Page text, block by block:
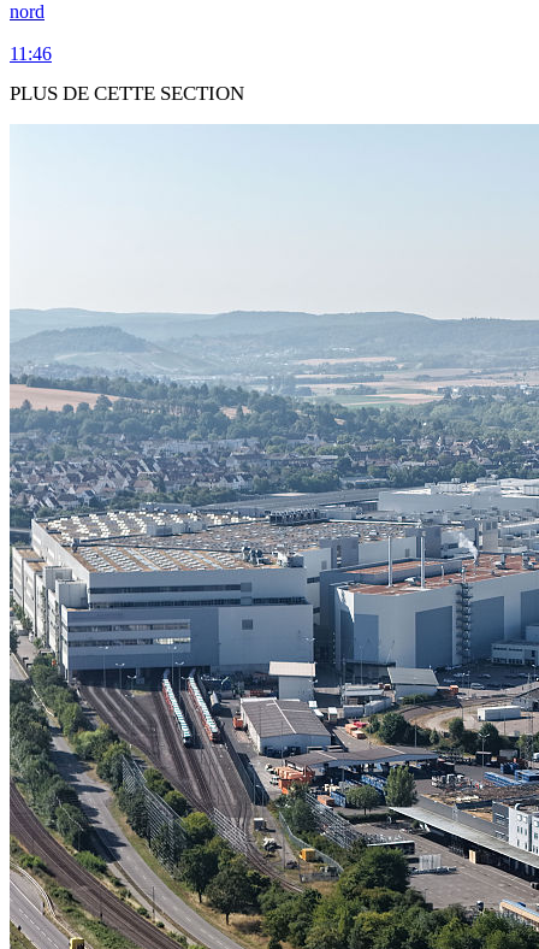
nord
11:46
PLUS DE CETTE SECTION